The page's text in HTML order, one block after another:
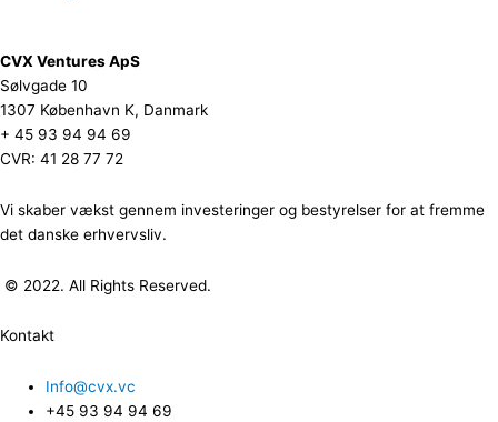
CVX Ventures ApS
Sølvgade 10
1307 København K, Danmark
+ 45 93 94 94 69
CVR: 41 28 77 72
Vi skaber vækst gennem investeringer og bestyrelser for at fremme
det danske erhvervsliv.
© 2022. All Rights Reserved.
Kontakt
Info@cvx.vc
+45 93 94 94 69